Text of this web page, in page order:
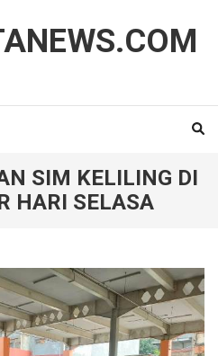
SIM KELILING DI
HARI SELASA